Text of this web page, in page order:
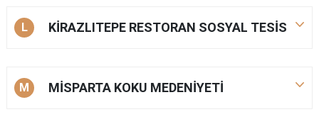
L KİRAZLITEPE RESTORAN SOSYAL TESİS
M MİSPARTA KOKU MEDENİYETİ